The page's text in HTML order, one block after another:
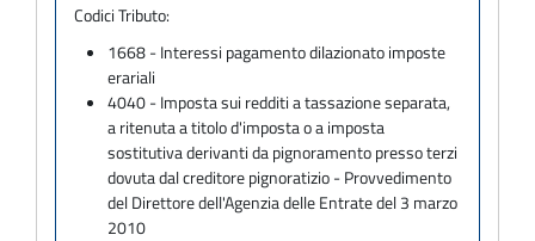
Codici Tributo:
1668 - Interessi pagamento dilazionato imposte
erariali
4040 - Imposta sui redditi a tassazione separata,
a ritenuta a titolo d'imposta o a imposta
sostitutiva derivanti da pignoramento presso terzi
dovuta dal creditore pignoratizio - Provvedimento
del Direttore dell'Agenzia delle Entrate del 3 marzo
2010